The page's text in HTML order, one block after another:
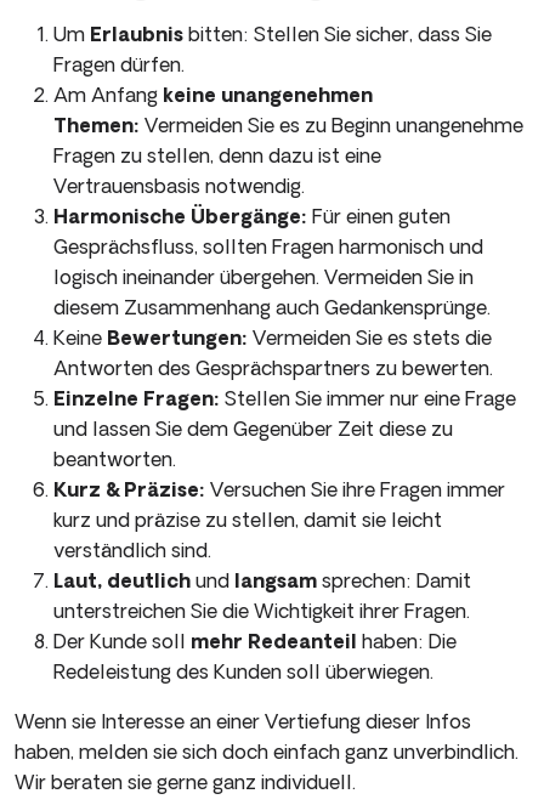
Um Erlaubnis bitten: Stellen Sie sicher, dass Sie
Fragen dürfen.
Am Anfang keine unangenehmen
Themen: Vermeiden Sie es zu Beginn unangenehme
Fragen zu stellen, denn dazu ist eine
Vertrauensbasis notwendig.
Harmonische Übergänge: Für einen guten
Gesprächsfluss, sollten Fragen harmonisch und
logisch ineinander übergehen. Vermeiden Sie in
diesem Zusammenhang auch Gedankensprünge.
Keine Bewertungen: Vermeiden Sie es stets die
Antworten des Gesprächspartners zu bewerten.
Einzelne Fragen: Stellen Sie immer nur eine Frage
und lassen Sie dem Gegenüber Zeit diese zu
beantworten.
Kurz & Präzise: Versuchen Sie ihre Fragen immer
kurz und präzise zu stellen, damit sie leicht
verständlich sind.
Laut, deutlich und langsam sprechen: Damit
unterstreichen Sie die Wichtigkeit ihrer Fragen.
Der Kunde soll mehr Redeanteil haben: Die
Redeleistung des Kunden soll überwiegen.
Wenn sie Interesse an einer Vertiefung dieser Infos
haben, melden sie sich doch einfach ganz unverbindlich.
Wir beraten sie gerne ganz individuell.